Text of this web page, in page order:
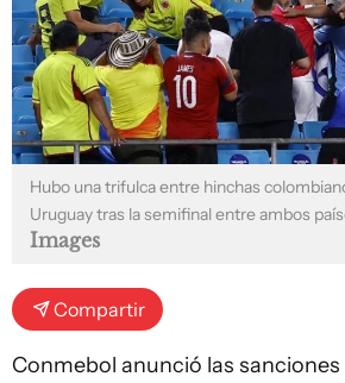
Hubo una trifulca entre hinchas
Uruguay tras la semifinal entre ambos
Images
Compartir
Conmebol anunció las